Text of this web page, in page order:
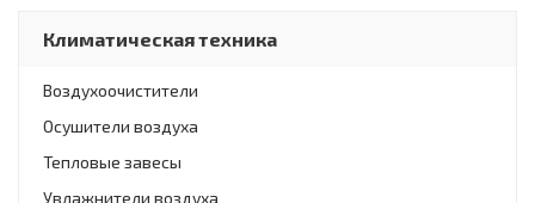
Все категории
Компьютеры и оргтехника
Телевизоры
Климатическая техника
Климатическая техника
Встраиваемая техника
Климатическая техника
Воздухоочистители
Осушители воздуха
Тепловые завесы
Увлажнители воздуха